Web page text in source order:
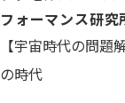
フォーマンス研
【宇宙時代の問題
の時代